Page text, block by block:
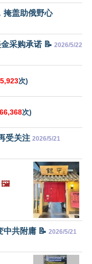
掩盖助俄野心
采购承诺 📝 2026/5/22
次)
66,368次)
受关注 2026/5/21
🖼️
中共附庸 📝 2026/5/21